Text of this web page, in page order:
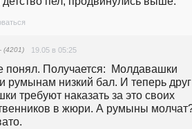
(4201) 19.05 в 05:25
понял. Получается:  Молдавашки
румынам низкий бал. И теперь
требуют наказать за это своих
в жюри. А румыны